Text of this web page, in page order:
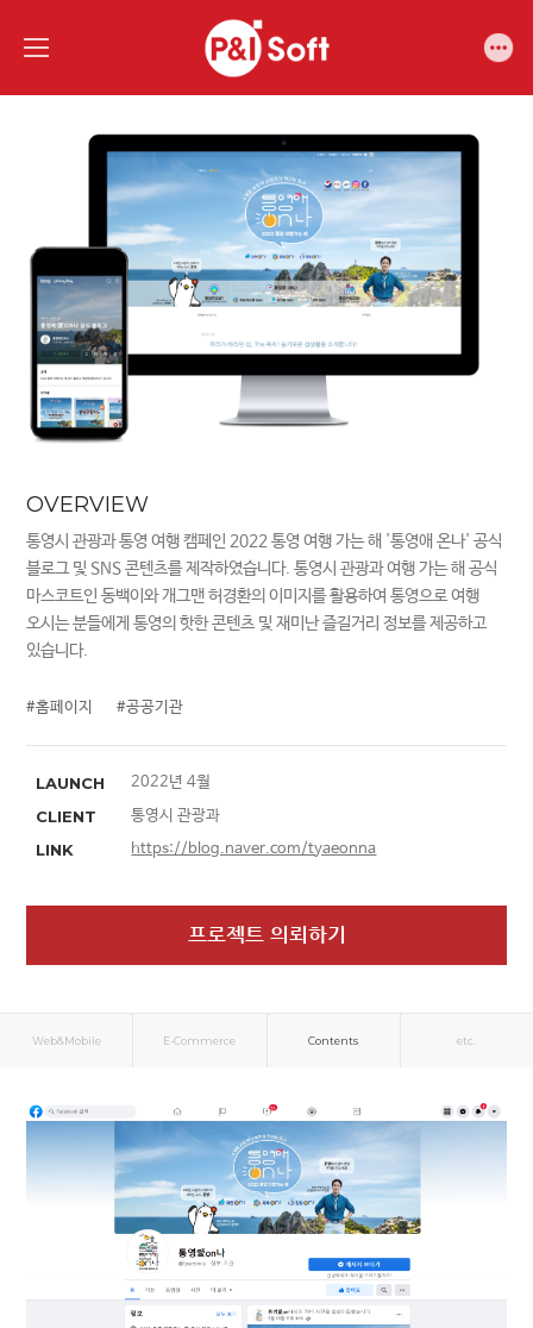
OVERVIEW
통영시 관광과 통영 여행 캠페인 2022 통영 여행 가는 해 '통영애 온나' 공식
블로그 및 SNS 콘텐츠를 제작하였습니다. 통영시 관광과 여행 가는 해 공식
마스코트인 동백이와 개그맨 허경환의 이미지를 활용하여 통영으로 여행
오시는 분들에게 통영의 핫한 콘텐츠 및 재미난 즐길거리 정보를 제공하고
있습니다.
#홈페이지 #공공기관
LAUNCH 2022년 4월
CLIENT 통영시 관광과
LINK https://blog.naver.com/tyaeonna
프로젝트 의뢰하기
Web&Mobile E-Commerce Contents etc.